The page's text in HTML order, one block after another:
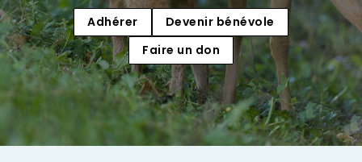
Adhérer
Devenir bénévole
Faire un don